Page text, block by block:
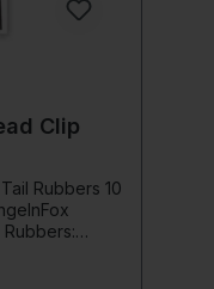
Clip
Rubbers 10